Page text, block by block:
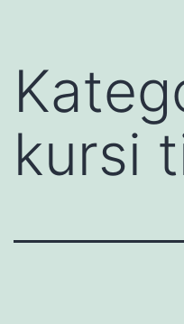
kursi